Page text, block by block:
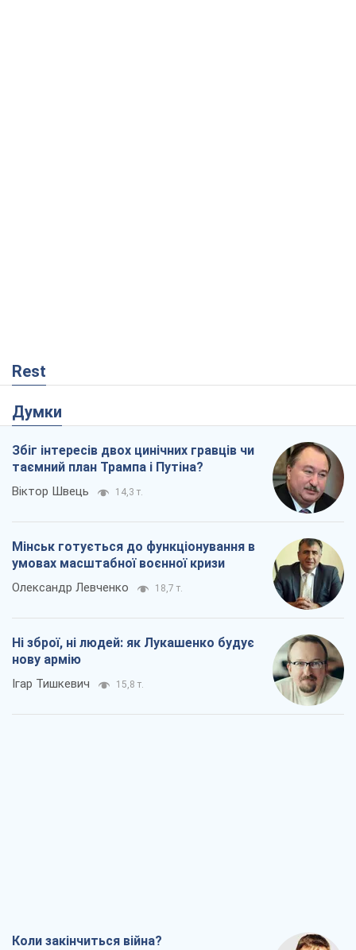
Rest
Думки
Збіг інтересів двох цинічних гравців чи
таємний план Трампа і Путіна?
Віктор Швець 14,3 т.
Мінськ готується до функціонування в
умовах масштабної воєнної кризи
Олександр Левченко 18,7 т.
Ні зброї, ні людей: як Лукашенко будує
нову армію
Ігар Тишкевич 15,8 т.
Коли закінчиться війна?